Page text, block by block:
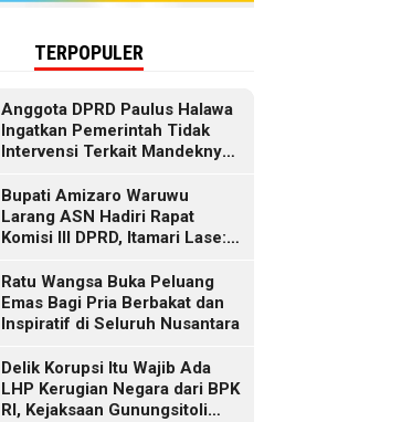
TERPOPULER
Anggota DPRD Paulus Halawa
Ingatkan Pemerintah Tidak
Intervensi Terkait Mandeknya
Bupati Amizaro Waruwu
Larang ASN Hadiri Rapat
Komisi III DPRD, Itamari Lase:
Parliament
Ratu Wangsa Buka Peluang
Emas Bagi Pria Berbakat dan
Inspiratif di Seluruh Nusantara
Delik Korupsi Itu Wajib Ada
LHP Kerugian Negara dari BPK
RI, Kejaksaan Gunungsitoli